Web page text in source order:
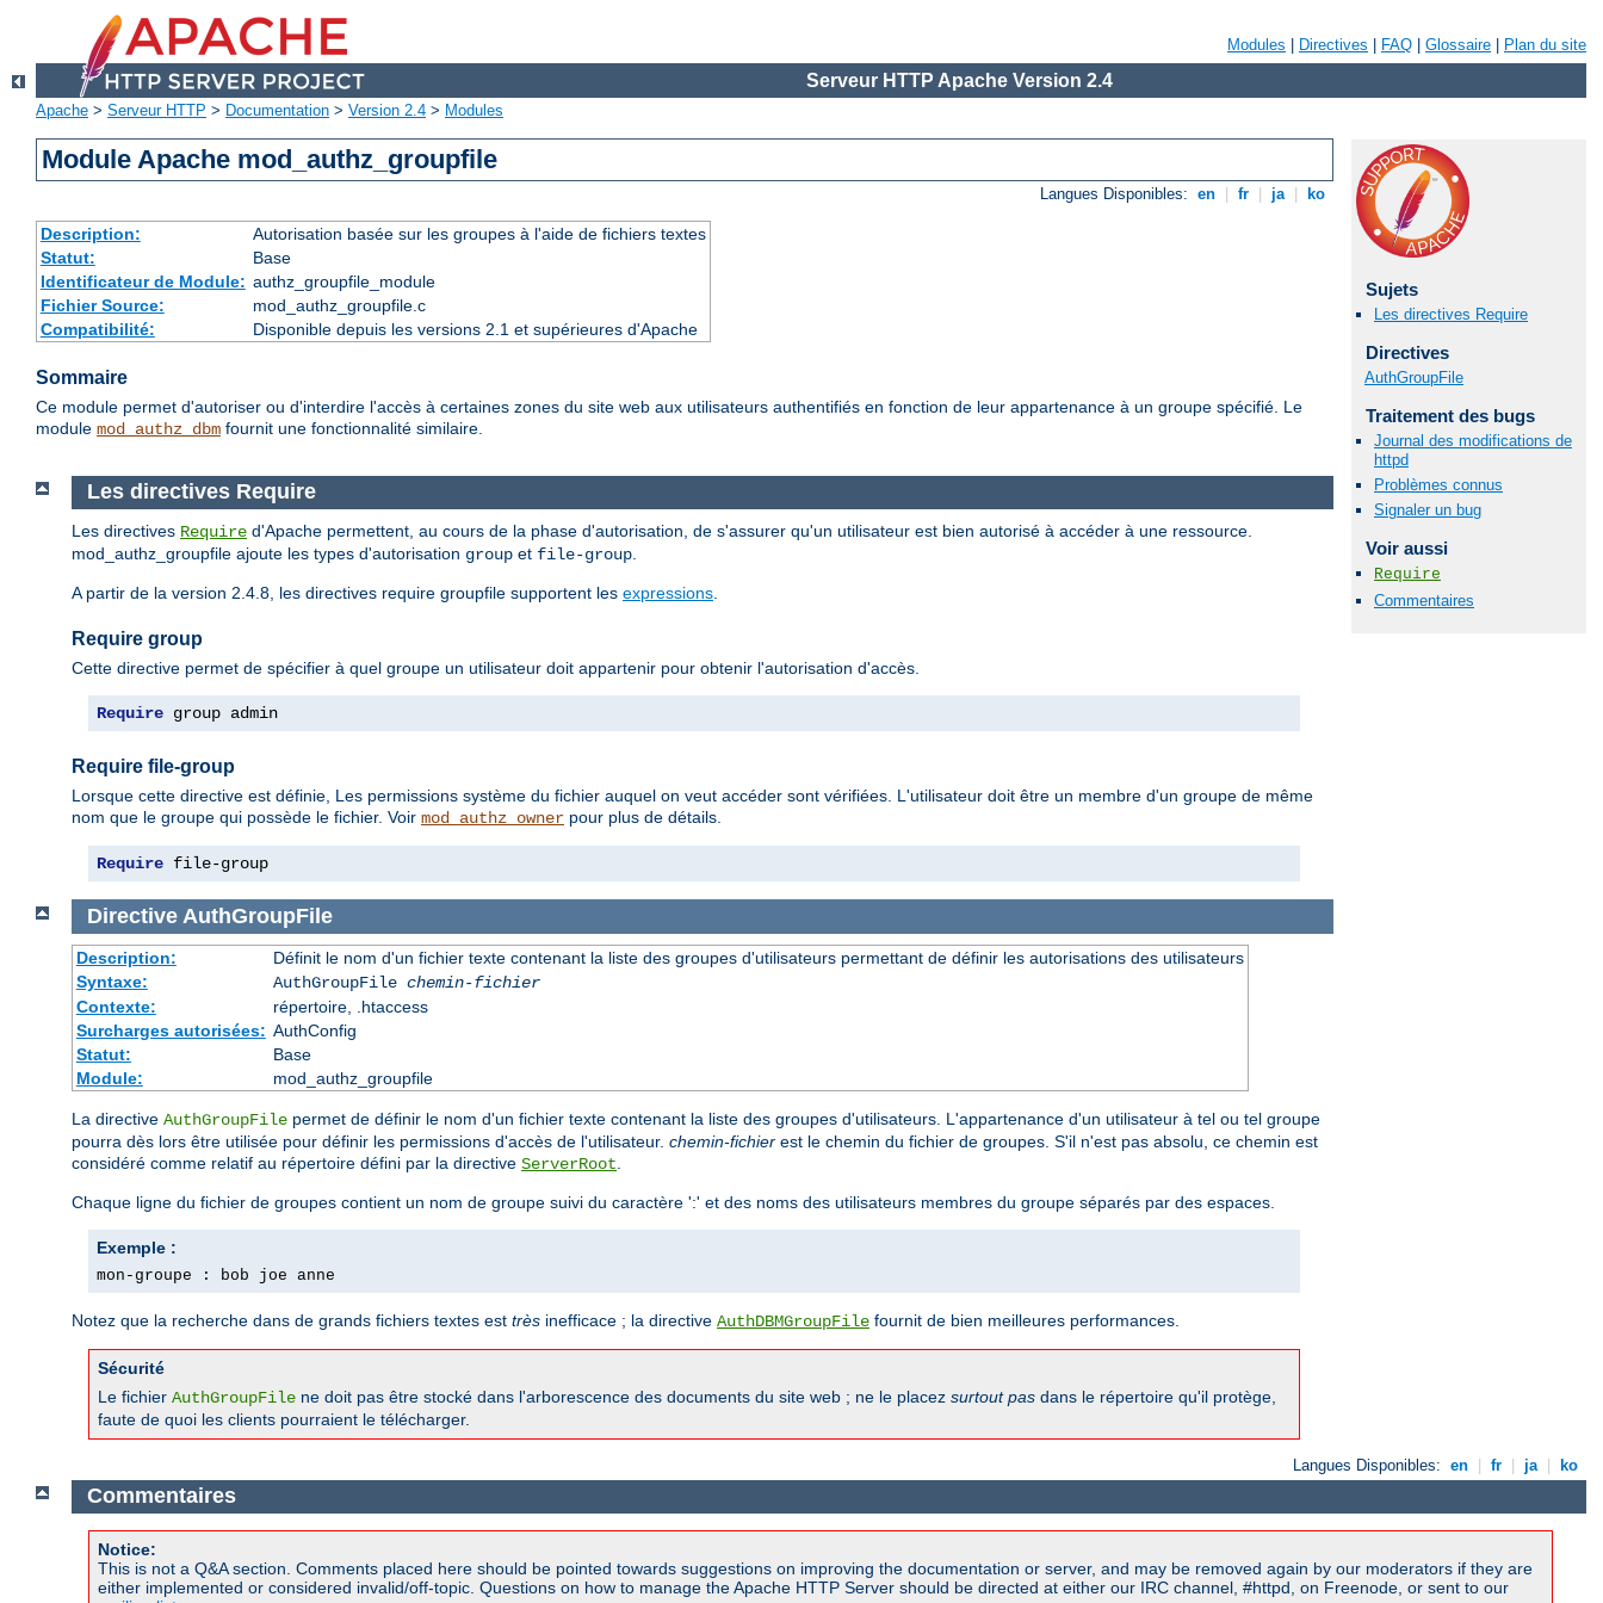
Modules Directives FAQ Glossaire Plan du site
Serveur HTTP Apache Version 2.4
Apache > Serveur HTTP > Documentation > Version 2.4 > Modules
Module Apache mod_authz_groupfile
Langues Disponibles: en fr ja ko
Description:
Autorisation basée sur les groupes à l'aide de fichiers textes
Statut:
Base
Identificateur de Module: authz_groupfile_module
Fichier Source:
mod_authz_groupfile.c
Compatibilité:
Disponible depuis les versions 2.1 et supérieures d'Apache
Sommaire
Ce module permet d'autoriser ou d'interdire l'accès à certaines zones du site web aux utilisateurs authentifiés en fonction de leur appartenance à un groupe spécifié. Le
module mod_authz_dbm fournit une fonctionnalité similaire.
Sujets
Les directives Require
Directives
AuthGroupFile
Traitement des bugs
Journal des modifications de
httpd
Problèmes connus
Signaler un bug
Voir aussi
Require
Commentaires
Les directives Require
Les directives Require d'Apache permettent, au cours de la phase d'autorisation, de s'assurer qu'un utilisateur est bien autorisé à accéder à une ressource.
mod_authz_groupfile ajoute les types d'autorisation group et file-group
A partir de la version 2.4.8, les directives require groupfile supportent les expressions
Require group
Cette directive permet de spécifier à quel groupe un utilisateur doit appartenir pour obtenir l'autorisation d'accès.
Require group admin
Require file-group
Lorsque cette directive est définie, Les permissions système du fichier auquel on veut accéder sont vérifiées. L'utilisateur doit être un membre d'un groupe de même
nom que le groupe qui possède le fichier. Voir mod_authz_owner pour plus de détails.
Require file-group
Directive AuthGroupFile
Description:
Définit le nom d'un fichier texte contenant la liste des groupes d'utilisateurs permettant de définir les autorisations des utilisateurs
Syntaxe:
AuthGroupFile chemin-fichier
Contexte:
répertoire, .htaccess
Surcharges autorisées: AuthConfig
Statut:
Base
Module:
mod_authz_groupfile
La directive AuthGroupFile permet de définir le nom d'un fichier texte contenant la liste des groupes d'utilisateurs. L'appartenance d'un utilisateur à tel ou tel groupe
pourra dès lors être utilisée pour définir les permissions d'accès de l'utilisateur. chemin-fichier est le chemin du fichier de groupes. S'il n'est pas absolu, ce chemin est
considéré comme relatif au répertoire défini par la directive ServerRoot
Chaque ligne du fichier de groupes contient un nom de groupe suivi du caractère ':' et des noms des utilisateurs membres du groupe séparés par des espaces.
Exemple :
mon-groupe : bob joe anne
Notez que la recherche dans de grands fichiers textes est très inefficace ; la directive AuthDBMGroupFile fournit de bien meilleures performances.
Sécurité
Le fichier AuthGroupFile ne doit pas être stocké dans l'arborescence des documents du site web ; ne le placez surtout pas dans le répertoire qu'il protège,
faute de quoi les clients pourraient le télécharger.
Langues Disponibles: en | fr | ja | ko
Commentaires
Notice:
This is not a Q&A section. Comments placed here should be pointed towards suggestions on improving the documentation or server, and may be removed again by our moderators if they are
either implemented or considered invalid/off-topic. Questions on how to manage the Apache HTTP Server should be directed at either our IRC channel, #httpd, on Freenode, or sent to our